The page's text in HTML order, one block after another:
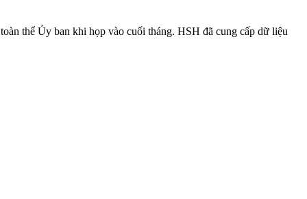
thể Ủy ban khi họp vào cuối tháng. HSH đã cung cấp dữ liệu